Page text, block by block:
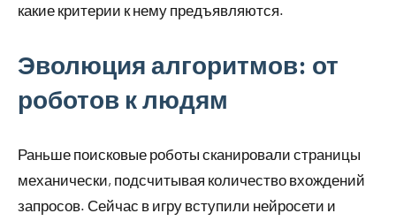
какие критерии к нему предъявляются.
Эволюция алгоритмов: от
роботов к людям
Раньше поисковые роботы сканировали страницы
механически, подсчитывая количество вхождений
запросов. Сейчас в игру вступили нейросети и